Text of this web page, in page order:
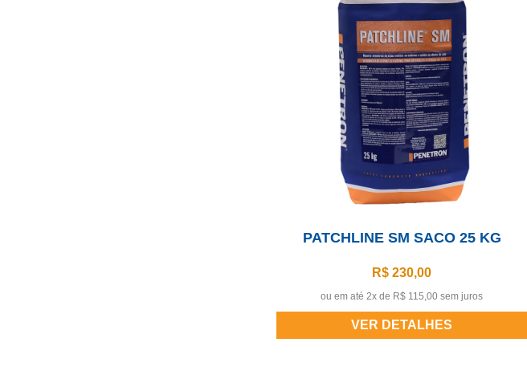
PATCHLINE SM SACO 25 KG
R$ 230,00
ou em até 2x de R$ 115,00 sem juros
VER DETALHES